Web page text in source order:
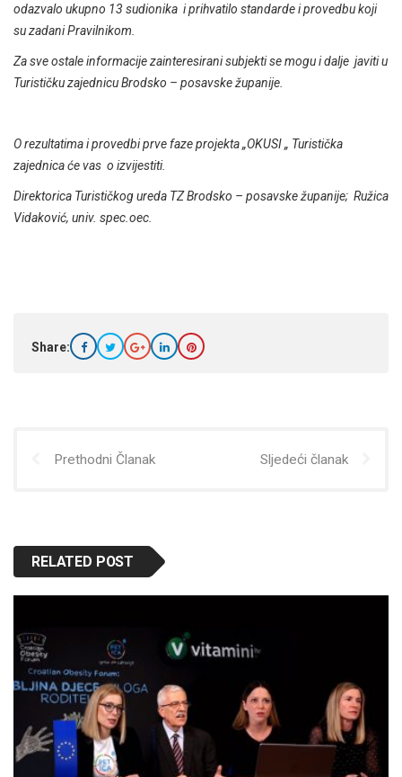
odazvalo ukupno 13 sudionika i prihvatilo standarde i provedbu koji
su zadani Pravilnikom.
Za sve ostale informacije zainteresirani subjekti se mogu i dalje javiti u
Turističku zajednicu Brodsko – posavske županije.
O rezultatima i provedbi prve faze projekta „OKUSI „ Turistička
zajednica će vas o izvijestiti.
Direktorica Turističkog ureda TZ Brodsko – posavske županije; Ružica
Vidaković, univ. spec.oec.
Share:
Prethodni Članak Sljedeći članak
RELATED POST